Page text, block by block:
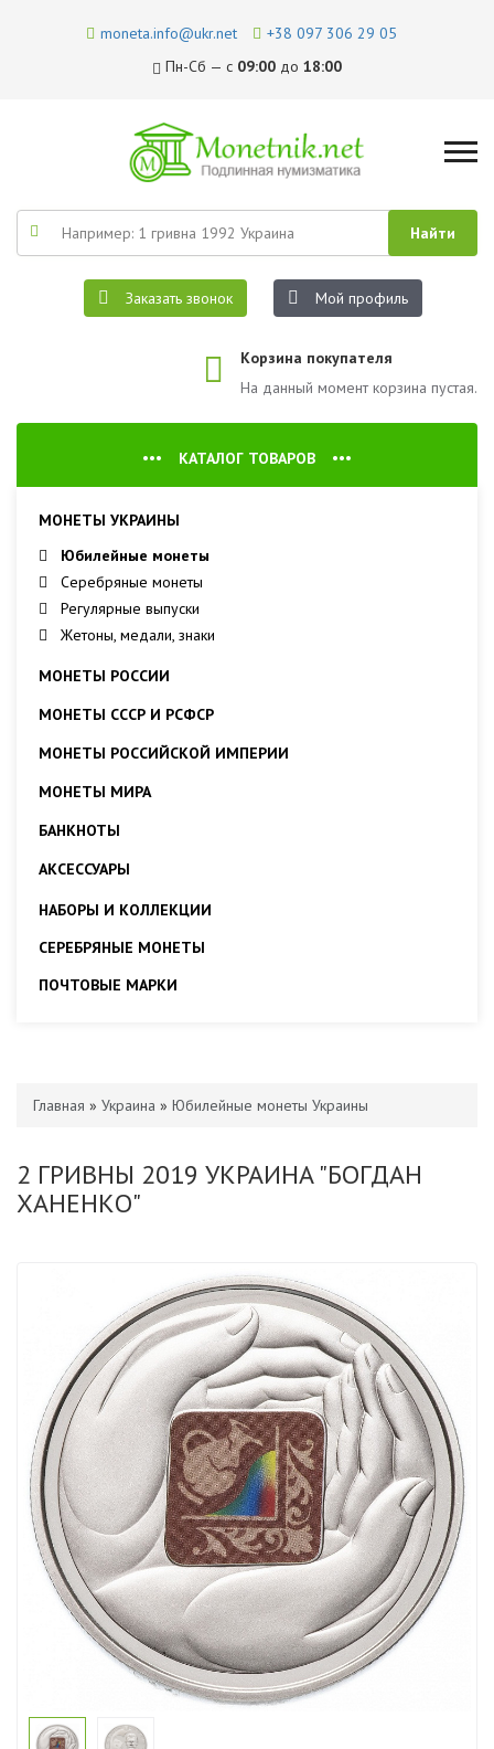
moneta.info@ukr.net
+38 097 306 29 05
Пн-Сб — с 09:00 до 18:00
Заказать звонок Мой профиль
Корзина покупателя
На данный момент корзина пустая.
КАТАЛОГ ТОВАРОВ
МОНЕТЫ УКРАИНЫ
Юбилейные монеты
Серебряные монеты
Регулярные выпуски
Жетоны, медали, знаки
МОНЕТЫ РОССИИ
МОНЕТЫ СССР И РСФСР
МОНЕТЫ РОССИЙСКОЙ ИМПЕРИИ
МОНЕТЫ МИРА
БАНКНОТЫ
АКСЕССУАРЫ
НАБОРЫ И КОЛЛЕКЦИИ
СЕРЕБРЯНЫЕ МОНЕТЫ
ПОЧТОВЫЕ МАРКИ
Главная » Украина » Юбилейные монеты Украины
2 ГРИВНЫ 2019 УКРАИНА "БОГДАН
ХАНЕНКО"